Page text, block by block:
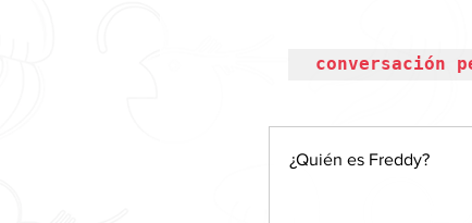
conversación
¿Quién es Freddy?